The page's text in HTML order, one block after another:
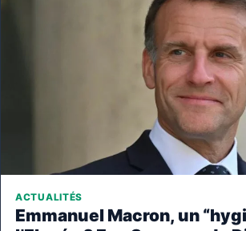
ACTUALITÉS
Emmanuel Macron, un